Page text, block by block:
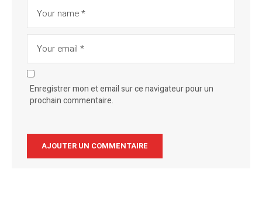
Enregistrer mon et email sur ce navigateur pour un
prochain commentaire.